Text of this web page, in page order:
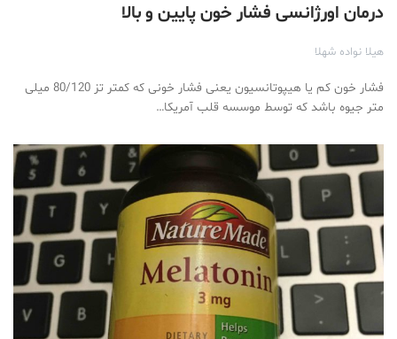
درمان اورژانسی فشار خون پایین و بالا
هیلا نواده شهلا
فشار خون کم یا هیپوتانسیون یعنی فشار خونی که کمتر تز 80/120 میلی
متر جیوه باشد که توسط موسسه قلب آمریکا…